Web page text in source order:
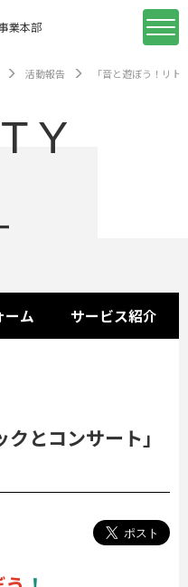
業本部
活動報告 「音と遊ぼう！リ
ーム サービス紹介
クとコンサート」